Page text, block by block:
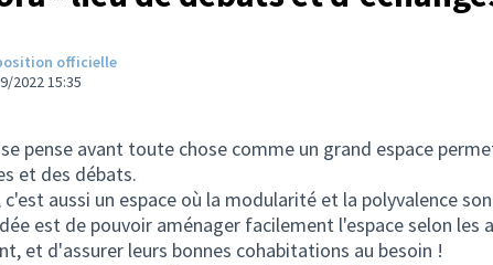
officielle
2022 15:35
pense avant toute chose comme un grand espace
et des débats.
c'est aussi un espace où la modularité et la polyvalence
est de pouvoir aménager facilement l'espace selon les
et d'assurer leurs bonnes cohabitations au besoin !